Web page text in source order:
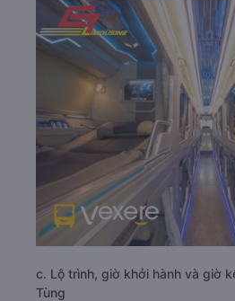
c. Lộ trình, giờ khởi hành và giờ
Tùng